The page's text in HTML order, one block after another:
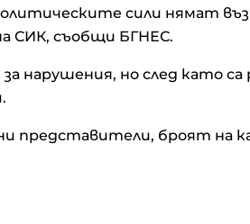
сили нямат
СИК, съобщи БГНЕС.
за нарушения, но след като
представители, броят на